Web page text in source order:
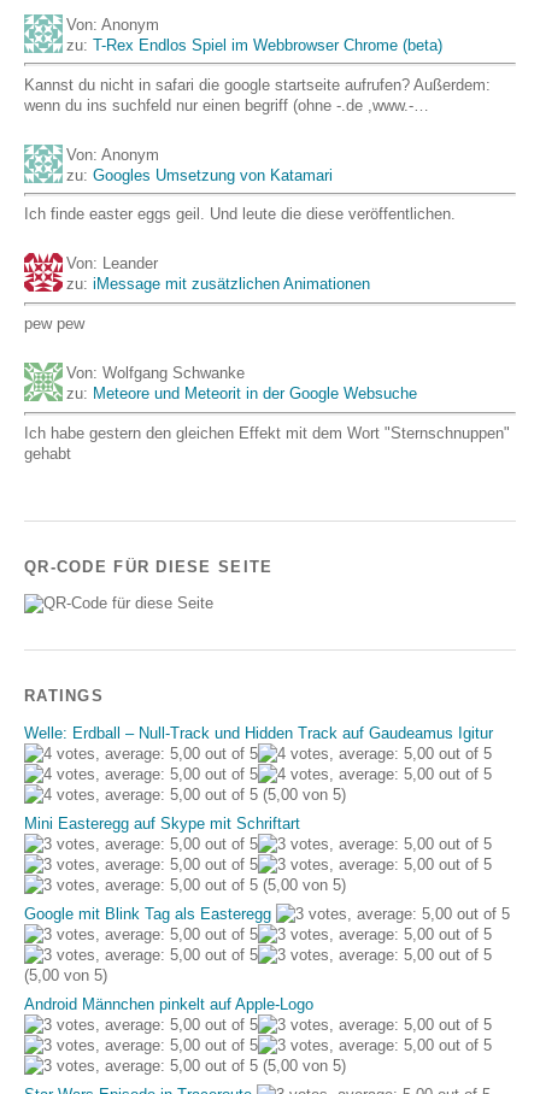
Von: Anonym
zu: T-Rex Endlos Spiel im Webbrowser Chrome (beta)
Kannst du nicht in safari die google startseite aufrufen? Außerdem:
wenn du ins suchfeld nur einen begriff (ohne -.de ,www.-…
Von: Anonym
zu: Googles Umsetzung von Katamari
Ich finde easter eggs geil. Und leute die diese veröffentlichen.
Von: Leander
zu: iMessage mit zusätzlichen Animationen
pew pew
Von: Wolfgang Schwanke
zu: Meteore und Meteorit in der Google Websuche
Ich habe gestern den gleichen Effekt mit dem Wort "Sternschnuppen"
gehabt
QR-CODE FÜR DIESE SEITE
RATINGS
Welle: Erdball – Null-Track und Hidden Track auf Gaudeamus Igitur
(5,00 von 5)
Mini Easteregg auf Skype mit Schriftart
(5,00 von 5)
Google mit Blink Tag als Easteregg
(5,00 von 5)
Android Männchen pinkelt auf Apple-Logo
(5,00 von 5)